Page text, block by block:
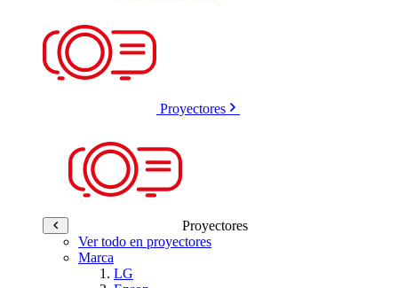
Proyectores
Proyectores
Ver todo en proyectores
Marca
LG